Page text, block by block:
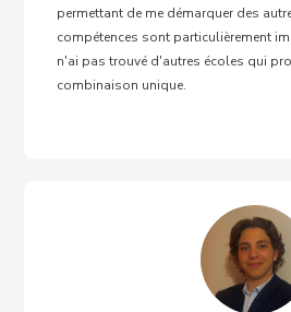
permettant de me démarquer des
compétences sont particulièrement
n'ai pas trouvé d'autres écoles qui
combinaison unique.